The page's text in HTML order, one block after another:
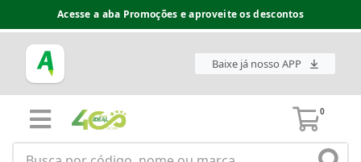
Acesse a aba Promoções e aproveite os descontos
Baixe já nosso APP
0